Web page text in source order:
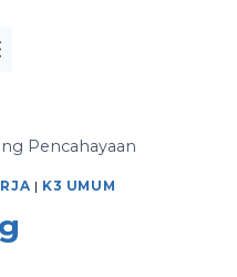
Pencahayaan
| K3 UMUM